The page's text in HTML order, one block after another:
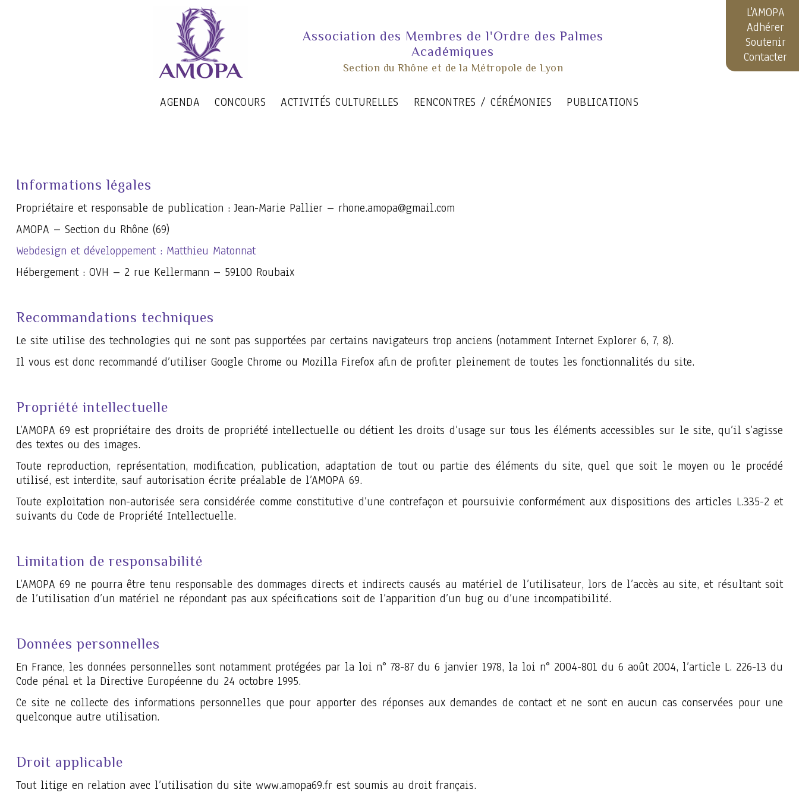
L'AMOPA
Adhérer
Soutenir
Contacter
Association des Membres de l'Ordre des Palmes
Académiques
Section du Rhône et de la Métropole de Lyon
AGENDA CONCOURS ACTIVITÉS CULTURELLES RENCONTRES / CÉRÉMONIES PUBLICATIONS
Informations légales
Propriétaire et responsable de publication : Jean-Marie Pallier – rhone.amopa@gmail.com
AMOPA – Section du Rhône (69)
Webdesign et développement : Matthieu Matonnat
Hébergement : OVH – 2 rue Kellermann – 59100 Roubaix
Recommandations techniques
Le site utilise des technologies qui ne sont pas supportées par certains navigateurs trop anciens (notamment Internet Explorer 6, 7, 8).
Il vous est donc recommandé d’utiliser Google Chrome ou Mozilla Firefox afin de profiter pleinement de toutes les fonctionnalités du site.
Propriété intellectuelle
L’AMOPA 69 est propriétaire des droits de propriété intellectuelle ou détient les droits d’usage sur tous les éléments accessibles sur le site, qu’il s’agisse
des textes ou des images.
Toute reproduction, représentation, modification, publication, adaptation de tout ou partie des éléments du site, quel que soit le moyen ou le procédé
utilisé, est interdite, sauf autorisation écrite préalable de l’AMOPA 69.
Toute exploitation non-autorisée sera considérée comme constitutive d’une contrefaçon et poursuivie conformément aux dispositions des articles L.335-2 et
suivants du Code de Propriété Intellectuelle.
Limitation de responsabilité
L’AMOPA 69 ne pourra être tenu responsable des dommages directs et indirects causés au matériel de l’utilisateur, lors de l’accès au site, et résultant soit
de l’utilisation d’un matériel ne répondant pas aux spécifications soit de l’apparition d’un bug ou d’une incompatibilité.
Données personnelles
En France, les données personnelles sont notamment protégées par la loi n° 78-87 du 6 janvier 1978, la loi n° 2004-801 du 6 août 2004, l’article L. 226-13 du
Code pénal et la Directive Européenne du 24 octobre 1995.
Ce site ne collecte des informations personnelles que pour apporter des réponses aux demandes de contact et ne sont en aucun cas conservées pour une
quelconque autre utilisation.
Droit applicable
Tout litige en relation avec l’utilisation du site www.amopa69.fr est soumis au droit français.